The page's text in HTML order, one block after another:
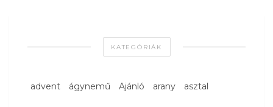
KATEGÓRIÁK
advent ágynemű Ajánló arany asztal